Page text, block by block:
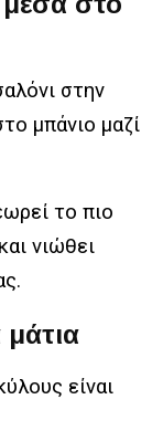
στην
μπάνιο μαζί
το πιο
νιώθει
μάτια
είναι